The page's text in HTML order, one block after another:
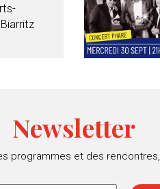
Newsletter
programmes et des rencontres,